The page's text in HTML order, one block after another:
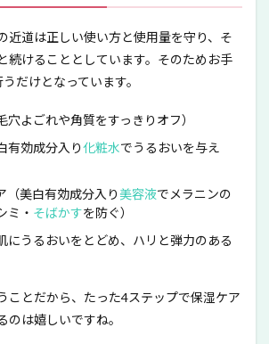
近道は正しい使い方と使用量を守り、そ
続けることとしています。そのためお手
だけとなっています。
穴よごれや角質をすっきりオフ）
有効成分入り化粧水でうるおいを与え
（美白有効成分入り美容液でメラニンの
ミ・ そばかすを防ぐ）
にうるおいをとどめ、ハリと弾力のある
ことだから、たった4ステップで保湿ケア
のは嬉しいですね。